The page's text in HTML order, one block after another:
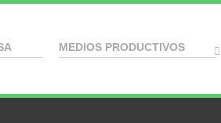
MEDIOS PRODUCTIVOS